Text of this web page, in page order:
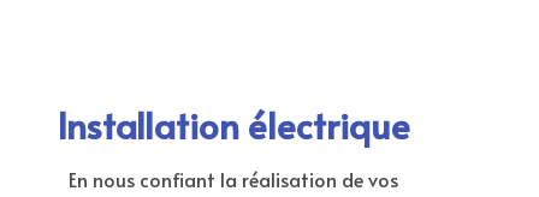
Installation électrique
En nous confiant la réalisation de vos